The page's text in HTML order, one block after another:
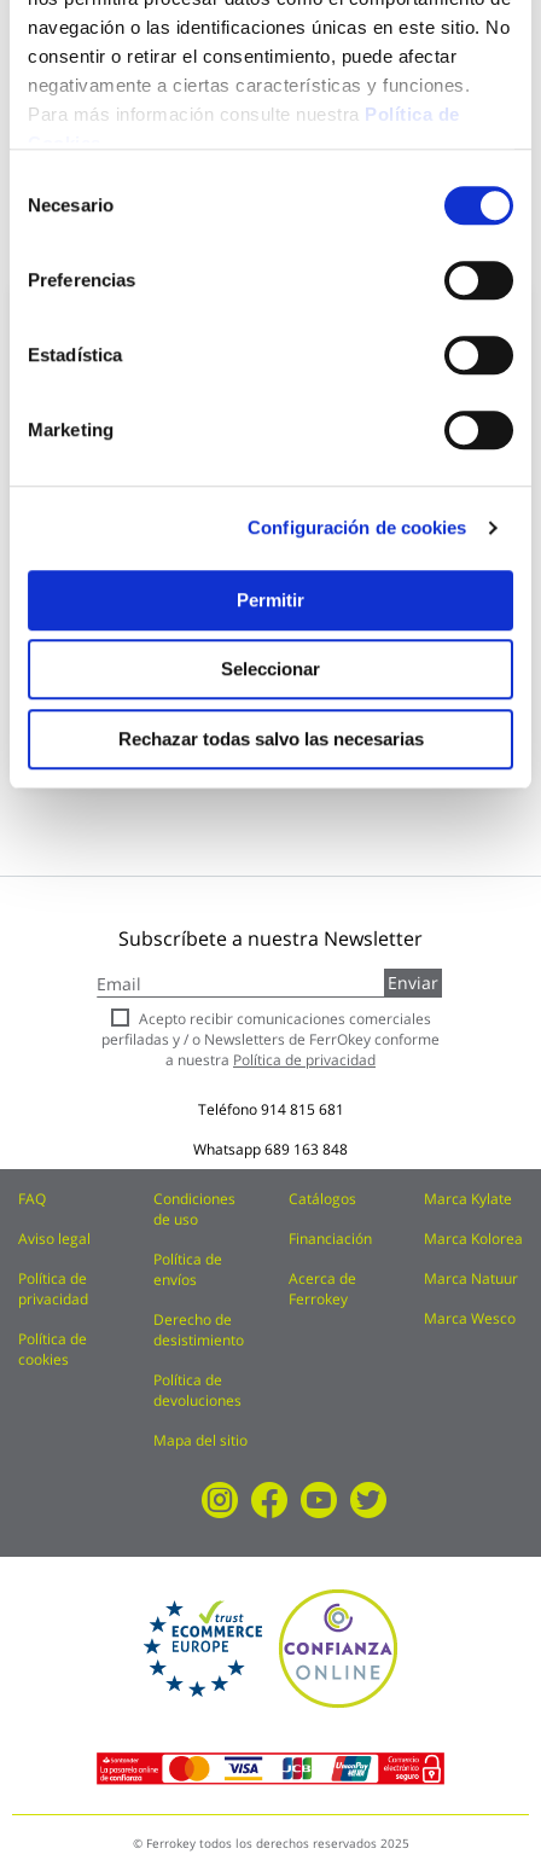
navegación o las identificaciones únicas en este sitio. No
consentir o retirar el consentimiento, puede afectar
negativamente a ciertas características y funciones.
Para más información consulte nuestra Política de
Necesario
Preferencias
Estadística
Marketing
Configuración de cookies
Permitir
Seleccionar
Rechazar todas salvo las necesarias
en nuestras tiendas
5 días hábiles
+ INFO
29,29 €
Añadir al carrito
Subscríbete a nuestra Newsletter
a
nuestro
boletín
de
Enviar
Acepto recibir comunicaciones comerciales
perfiladas y / o Newsletters de FerrOkey conforme
a nuestra Política de privacidad
Teléfono914 815 681
Whatsapp689 163 848
FAQ
Aviso legal
Política de
privacidad
Política de
cookies
Condiciones
de uso
Política de
envíos
Derecho de
desistimiento
Política de
devoluciones
Mapa del sitio
Catálogos
Financiación
Acerca de
Ferrokey
Marca Kylate
Marca Kolorea
Marca Natuur
Marca Wesco
© Ferrokey todos los derechos reservados 2025